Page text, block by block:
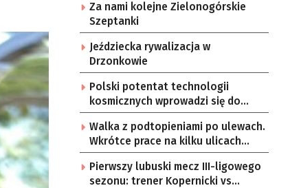
Za nami kolejne Zielonogórskie
Szeptanki
Jeździecka rywalizacja w
Drzonkowie
Polski potentat technologii
kosmicznych wprowadzi się do
Zielonej Góry
Walka z podtopieniami po ulewach.
Wkrótce prace na kilku ulicach
Gorzowa
Pierwszy lubuski mecz III-ligowego
sezonu: trener Kopernicki vs